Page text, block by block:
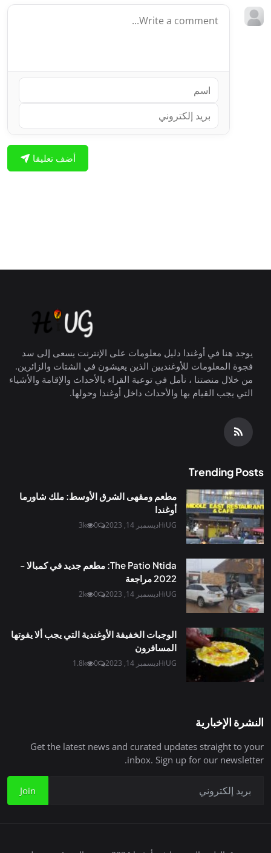
أضف تعليقا
يوجد هنا في أوغندا دليل معلومات على الإنترنت يسعى إلى سد
فجوة المعلومات للأوغنديين الذين يعيشون في الشتات والزائرين.
من خلال منصتنا ، نأمل في توعية القراء بالأحداث والإقامة والأشياء
التي يجب القيام بها والأحداث داخل أوغندا وحولها.
Trending Posts
مطعم ومقهى الشرق الأوسط: ملك شاورما
أوغندا
HiUGديسمبر 14, 2023 0
3k
The Patio Ntida: مطعم جديد في كمبالا -
2022 مراجعة
HiUGديسمبر 14, 2023 0
2k
الوجبات الخفيفة الأوغندية التي يجب ألا يفوتها
المسافرون
HiUGديسمبر 14, 2023 0
1.8k
النشرة الإخبارية
Get the latest news and curated updates straight to your
inbox. Sign up for our newsletter.
Join